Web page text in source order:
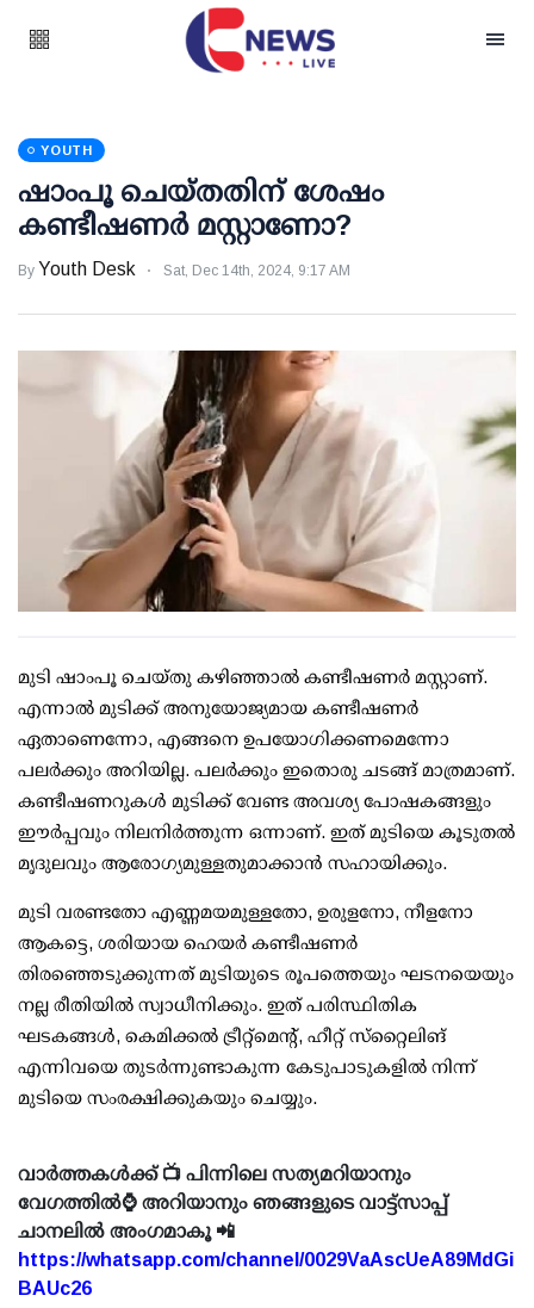
YOUTH
ഷാംപൂ ചെയ്തതിന് ശേഷം
കണ്ടീഷണര്‍ മസ്റ്റാണോ?
By Youth Desk Sat, Dec 14th, 2024, 9:17 AM
മുടി ഷാംപൂ ചെയ്തു കഴിഞ്ഞാല്‍ കണ്ടീഷണര്‍ മസ്റ്റാണ്.
എന്നാല്‍ മുടിക്ക് അനുയോജ്യമായ കണ്ടീഷണര്‍
ഏതാണെന്നോ, എങ്ങനെ ഉപയോഗിക്കണമെന്നോ
പലര്‍ക്കും അറിയില്ല. പലര്‍ക്കും ഇതൊരു ചടങ്ങ് മാത്രമാണ്.
കണ്ടീഷണറുകള്‍ മുടിക്ക് വേണ്ട അവശ്യ പോഷകങ്ങളും
ഈര്‍പ്പവും നിലനിര്‍ത്തുന്ന ഒന്നാണ്. ഇത് മുടിയെ കൂടുതല്‍
മൃദുലവും ആരോഗ്യമുള്ളതുമാക്കാന്‍ സഹായിക്കും.
മുടി വരണ്ടതോ എണ്ണമയമുള്ളതോ, ഉരുളനോ, നീളനോ
ആകട്ടെ, ശരിയായ ഹെയര്‍ കണ്ടീഷണര്‍
തിരഞ്ഞെടുക്കുന്നത് മുടിയുടെ രൂപത്തെയും ഘടനയെയും
നല്ല രീതിയില്‍ സ്വാധീനിക്കും. ഇത് പരിസ്ഥിതിക
ഘടകങ്ങള്‍, കെമിക്കല്‍ ട്രീറ്റ്‌മെന്റ്, ഹീറ്റ് സ്‌റ്റൈലിങ്
എന്നിവയെ തുടര്‍ന്നുണ്ടാകുന്ന കേടുപാടുകളില്‍ നിന്ന്
മുടിയെ സംരക്ഷിക്കുകയും ചെയ്യും.
വാർത്തകൾക്ക് 📺 പിന്നിലെ സത്യമറിയാനും
വേഗത്തിൽ⌚ അറിയാനും ഞങ്ങളുടെ വാട്ട്സാപ്പ്
ചാനലിൽ അംഗമാകൂ 📲
https://whatsapp.com/channel/0029VaAscUeA89MdGi
BAUc26